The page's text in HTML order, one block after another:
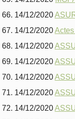
14/12/2020
14/12/2020
14/12/2020
14/12/2020
14/12/2020
14/12/2020
14/12/2020